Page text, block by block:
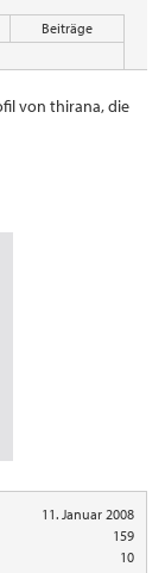
11. Januar 2008
159
10
Beiträge
von thirana, die